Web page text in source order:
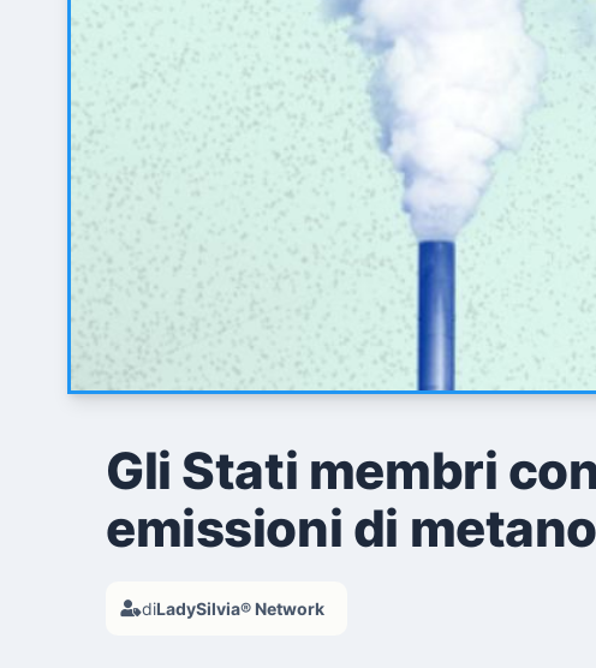
Gli Stati membri
emissioni di metano
diLadySilvia® Network